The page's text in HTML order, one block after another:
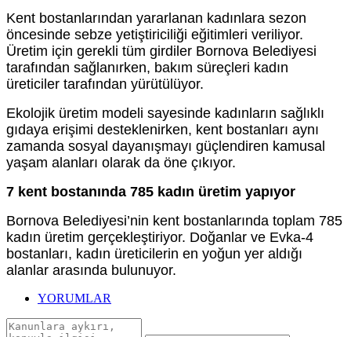
Kent bostanlarından yararlanan kadınlara sezon
öncesinde sebze yetiştiriciliği eğitimleri veriliyor.
Üretim için gerekli tüm girdiler Bornova Belediyesi
tarafından sağlanırken, bakım süreçleri kadın
üreticiler tarafından yürütülüyor.
Ekolojik üretim modeli sayesinde kadınların sağlıklı
gıdaya erişimi desteklenirken, kent bostanları aynı
zamanda sosyal dayanışmayı güçlendiren kamusal
yaşam alanları olarak da öne çıkıyor.
7 kent bostanında 785 kadın üretim yapıyor
Bornova Belediyesi’nin kent bostanlarında toplam 785
kadın üretim gerçekleştiriyor. Doğanlar ve Evka-4
bostanları, kadın üreticilerin en yoğun yer aldığı
alanlar arasında bulunuyor.
YORUMLAR